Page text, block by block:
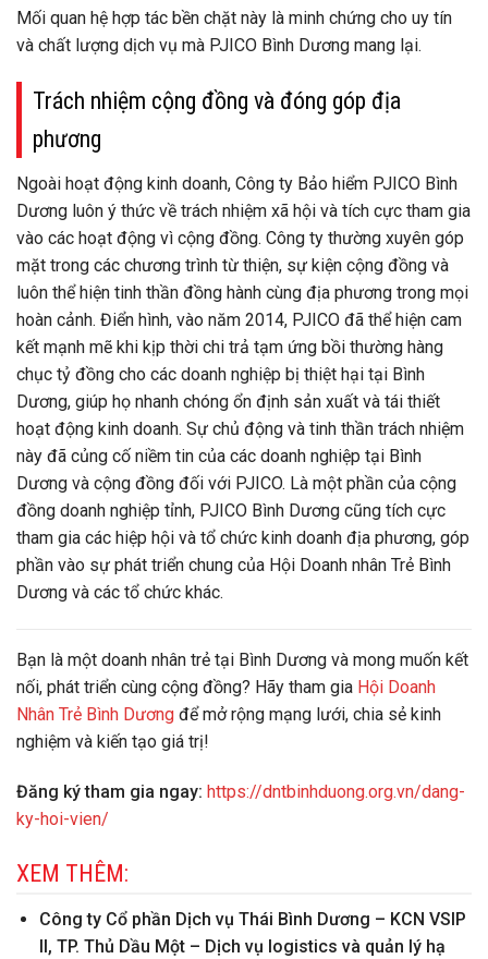
Mối quan hệ hợp tác bền chặt này là minh chứng cho uy tín
và chất lượng dịch vụ mà PJICO Bình Dương mang lại.
Trách nhiệm cộng đồng và đóng góp địa
phương
Ngoài hoạt động kinh doanh, Công ty Bảo hiểm PJICO Bình
Dương luôn ý thức về trách nhiệm xã hội và tích cực tham gia
vào các hoạt động vì cộng đồng. Công ty thường xuyên góp
mặt trong các chương trình từ thiện, sự kiện cộng đồng và
luôn thể hiện tinh thần đồng hành cùng địa phương trong mọi
hoàn cảnh. Điển hình, vào năm 2014, PJICO đã thể hiện cam
kết mạnh mẽ khi kịp thời chi trả tạm ứng bồi thường hàng
chục tỷ đồng cho các doanh nghiệp bị thiệt hại tại Bình
Dương, giúp họ nhanh chóng ổn định sản xuất và tái thiết
hoạt động kinh doanh. Sự chủ động và tinh thần trách nhiệm
này đã củng cố niềm tin của các doanh nghiệp tại Bình
Dương và cộng đồng đối với PJICO. Là một phần của cộng
đồng doanh nghiệp tỉnh, PJICO Bình Dương cũng tích cực
tham gia các hiệp hội và tổ chức kinh doanh địa phương, góp
phần vào sự phát triển chung của Hội Doanh nhân Trẻ Bình
Dương và các tổ chức khác.
Bạn là một doanh nhân trẻ tại Bình Dương và mong muốn kết
nối, phát triển cùng cộng đồng? Hãy tham gia Hội Doanh
Nhân Trẻ Bình Dương để mở rộng mạng lưới, chia sẻ kinh
nghiệm và kiến tạo giá trị!
Đăng ký tham gia ngay: https://dntbinhduong.org.vn/dang-
ky-hoi-vien/
XEM THÊM:
Công ty Cổ phần Dịch vụ Thái Bình Dương – KCN VSIP
II, TP. Thủ Dầu Một – Dịch vụ logistics và quản lý hạ